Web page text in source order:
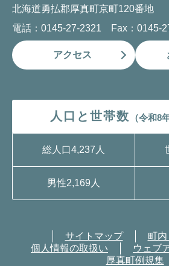
北海道勇払郡厚真町京町120番地
電話：0145-27-2321 Fax：0145-
アクセス
人口と世帯数 （令和8
総人口4,237人
男性2,169人
サイトマップ
町
個人情報の取扱い
ウェブ
厚真町例規集